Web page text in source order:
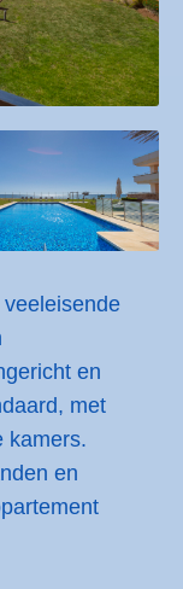
en
met
kamers.
en
en